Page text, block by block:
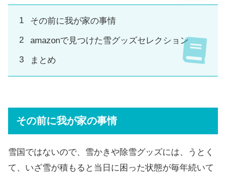
その前に我が家の事情
amazonで見つけた雪グッズセレクション
まとめ
その前に我が家の事情
雪国ではないので、雪かきや除雪グッズには、うとく
て、いざ雪が積もると当日に困った状態が毎年続いて